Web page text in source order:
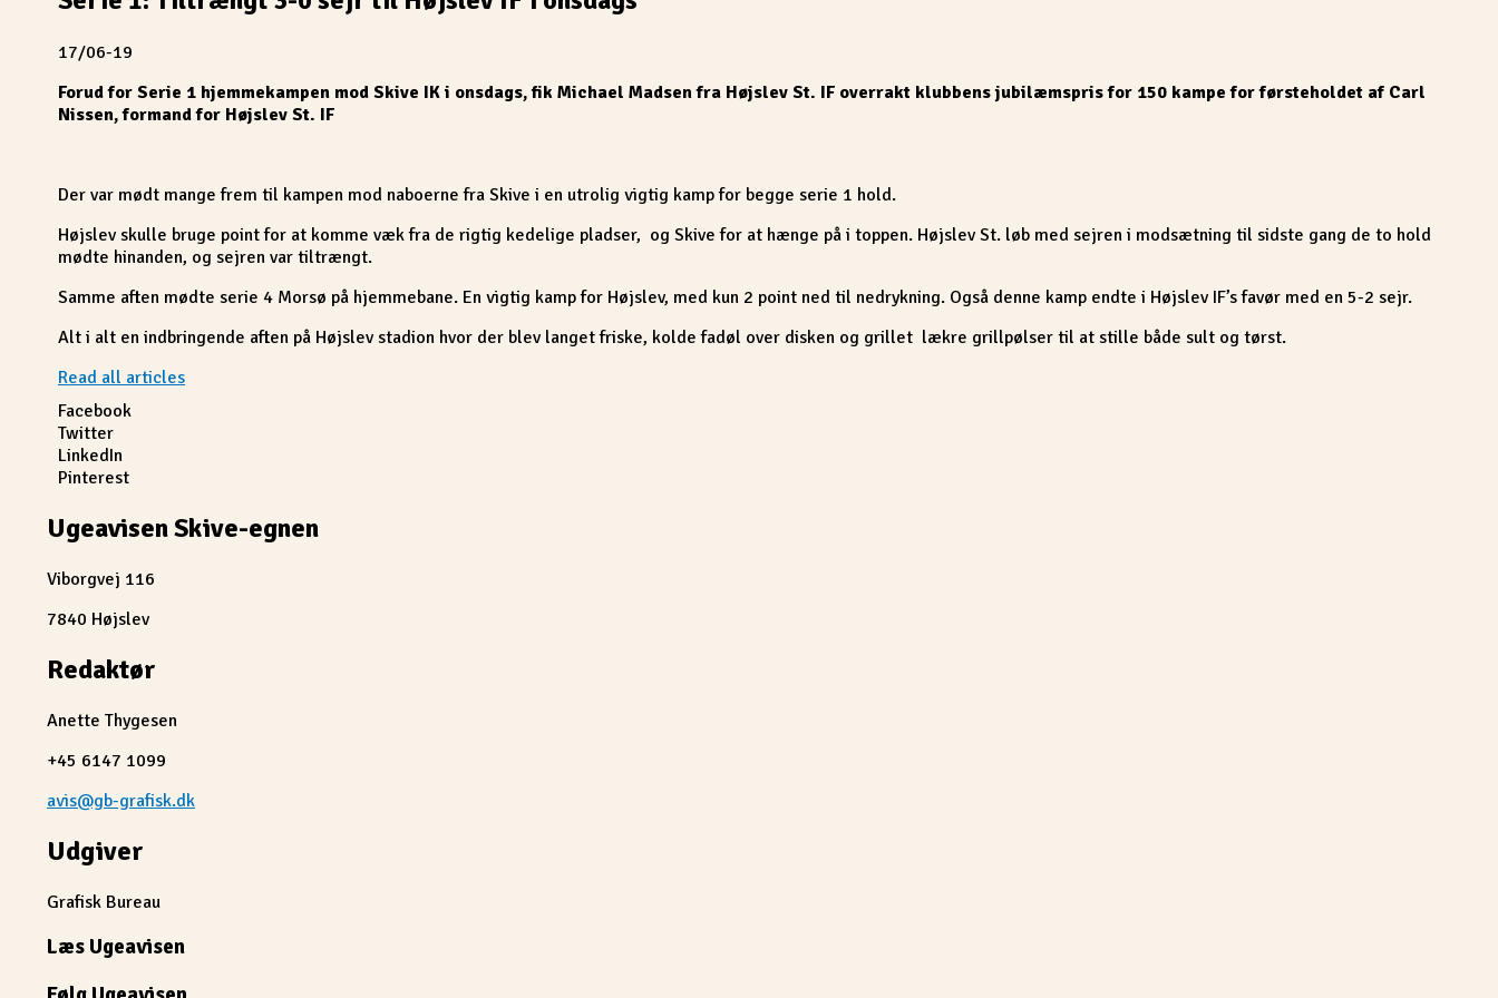
17/06-19
Forud for Serie 1 hjemmekampen mod Skive IK i onsdags, fik Michael Madsen fra Højslev St. IF overrakt klubbens jubilæmspris for 150 kampe for førsteholdet af Carl
Nissen, formand for Højslev St. IF
Der var mødt mange frem til kampen mod naboerne fra Skive i en utrolig vigtig kamp for begge serie 1 hold.
Højslev skulle bruge point for at komme væk fra de rigtig kedelige pladser, og Skive for at hænge på i toppen. Højslev St. løb med sejren i modsætning til sidste gang de to hold
mødte hinanden, og sejren var tiltrængt.
Samme aften mødte serie 4 Morsø på hjemmebane. En vigtig kamp for Højslev, med kun 2 point ned til nedrykning. Også denne kamp endte i Højslev IF’s favør med en 5-2 sejr.
Alt i alt en indbringende aften på Højslev stadion hvor der blev langet friske, kolde fadøl over disken og grillet lækre grillpølser til at stille både sult og tørst.
Read all articles
Facebook
Twitter
LinkedIn
Pinterest
Ugeavisen Skive-egnen
Viborgvej 116
7840 Højslev
Redaktør
Anette Thygesen
+45 6147 1099
avis@gb-grafisk.dk
Udgiver
Grafisk Bureau
Læs Ugeavisen